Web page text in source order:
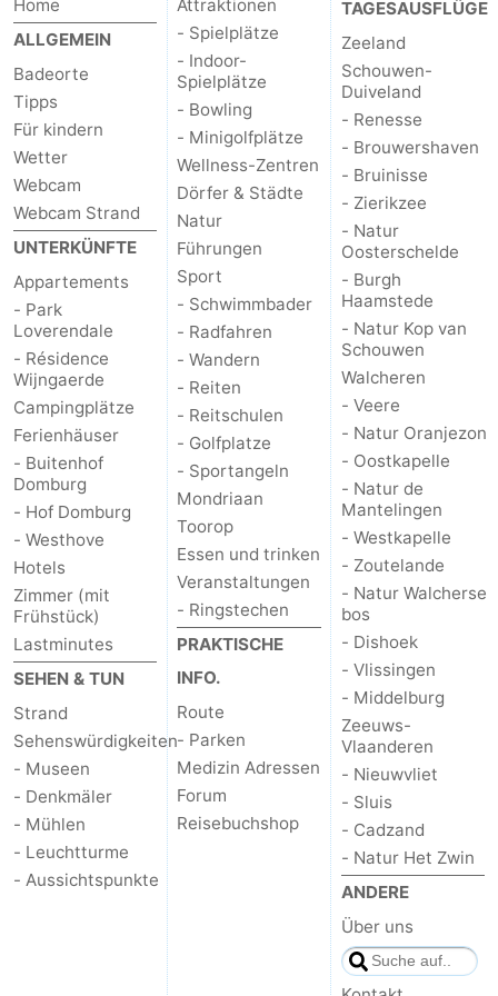
Home
ALLGEMEIN
Badeorte
Tipps
Für kindern
Wetter
Webcam
Webcam Strand
UNTERKÜNFTE
Appartements
- Park
Loverendale
- Résidence
Wijngaerde
Campingplätze
Ferienhäuser
- Buitenhof
Domburg
- Hof Domburg
- Westhove
Hotels
Zimmer (mit
Frühstück)
Lastminutes
SEHEN & TUN
Strand
Sehenswürdigkeiten
- Museen
- Denkmäler
- Mühlen
- Leuchtturme
- Aussichtspunkte
Attraktionen
- Spielplätze
- Indoor-
Spielplätze
- Bowling
- Minigolfplätze
Wellness-Zentren
Dörfer & Städte
Natur
Führungen
Sport
- Schwimmbader
- Radfahren
- Wandern
- Reiten
- Reitschulen
- Golfplatze
- Sportangeln
Mondriaan
Toorop
Essen und trinken
Veranstaltungen
- Ringstechen
PRAKTISCHE
INFO.
Route
- Parken
Medizin Adressen
Forum
Reisebuchshop
TAGESAUSFLÜGE
Zeeland
Schouwen-
Duiveland
- Renesse
- Brouwershaven
- Bruinisse
- Zierikzee
- Natur
Oosterschelde
- Burgh
Haamstede
- Natur Kop van
Schouwen
Walcheren
- Veere
- Natur Oranjezon
- Oostkapelle
- Natur de
Mantelingen
- Westkapelle
- Zoutelande
- Natur Walcherse
bos
- Dishoek
- Vlissingen
- Middelburg
Zeeuws-
Vlaanderen
- Nieuwvliet
- Sluis
- Cadzand
- Natur Het Zwin
ANDERE
Über uns